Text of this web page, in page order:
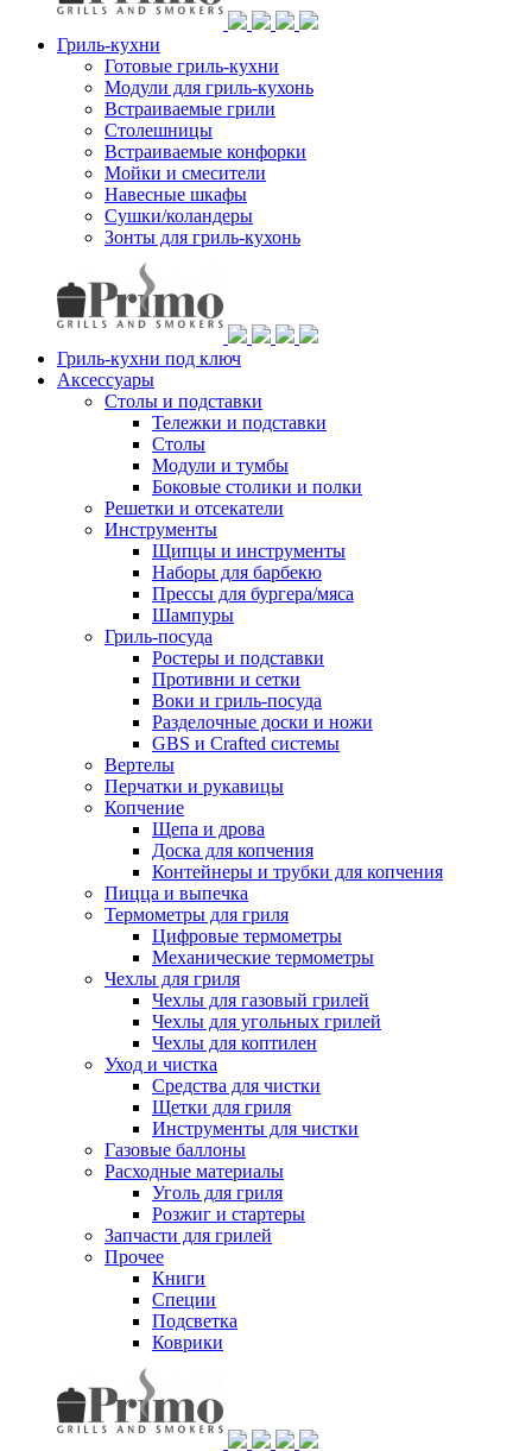
Гриль-кухни
Готовые гриль-кухни
Модули для гриль-кухонь
Встраиваемые грили
Столешницы
Встраиваемые конфорки
Мойки и смесители
Навесные шкафы
Сушки/коландеры
Зонты для гриль-кухонь
Гриль-кухни под ключ
Аксессуары
Столы и подставки
Тележки и подставки
Столы
Модули и тумбы
Боковые столики и полки
Решетки и отсекатели
Инструменты
Щипцы и инструменты
Наборы для барбекю
Прессы для бургера/мяса
Шампуры
Гриль-посуда
Ростеры и подставки
Противни и сетки
Воки и гриль-посуда
Разделочные доски и ножи
GBS и Crafted системы
Вертелы
Перчатки и рукавицы
Копчение
Щепа и дрова
Доска для копчения
Контейнеры и трубки для копчения
Пицца и выпечка
Термометры для гриля
Цифровые термометры
Механические термометры
Чехлы для гриля
Чехлы для газовый грилей
Чехлы для угольных грилей
Чехлы для коптилен
Уход и чистка
Средства для чистки
Щетки для гриля
Инструменты для чистки
Газовые баллоны
Расходные материалы
Уголь для гриля
Розжиг и стартеры
Запчасти для грилей
Прочее
Книги
Специи
Подсветка
Коврики